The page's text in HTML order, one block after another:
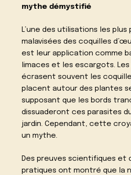
mythe démystifié
L’une des utilisations les plus
malavisées des coquilles
est leur application comme
limaces et les escargots. Les
écrasent souvent les
placent autour des plantes
supposant que les bords
dissuaderont ces parasites
jardin. Cependant, cette
un mythe.
Des preuves scientifiques et
pratiques ont montré que la